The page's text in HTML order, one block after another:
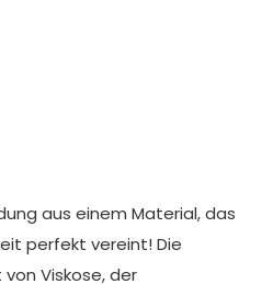
aus einem Material, das
perfekt vereint! Die
Viskose, der